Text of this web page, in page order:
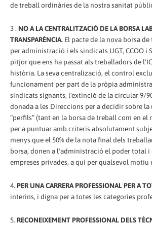
de treball ordinàries de la nostra sanitat
3 . NO A LA CENTRALITZACIÓ DE LA BORSA
TRANSPARÈNCIA. El pacte de la nova borsa
per administració i els sindicats UGT, CCOO i
pitjor que ens ha passat als treballadors de
història. La seva centralizació, el control
funcionament per part de la pròpia
sindicats signants, l'extinció de la circular 9/
donada a les Direccions per a decidir sobre
“perfils” (tant en la borsa de treball com en
per a puntuar amb criteris absolutament
menys que el 50% de la nota final dels
borsa, donen a l'administració el poder total i
empreses privades, a qui per qualsevol motiu
4. PER UNA CARRERA PROFESSIONAL PER A
interins, i digna per a totes les categories
5. RECONEIXEMENT PROFESSIONAL DELS